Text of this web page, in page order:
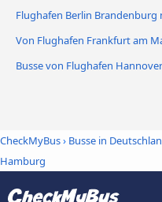
Flughafen Berlin Brandenburg
Von Flughafen Frankfurt am
Busse von Flughafen
CheckMyBus› Busse in
Hamburg